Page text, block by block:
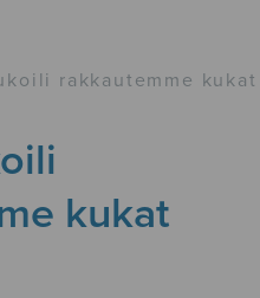
rakkautemme kukat
kukat